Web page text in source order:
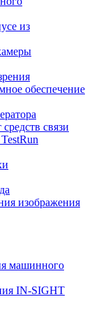
из
обеспечение
связи
изображения
машинного
IN-SIGHT